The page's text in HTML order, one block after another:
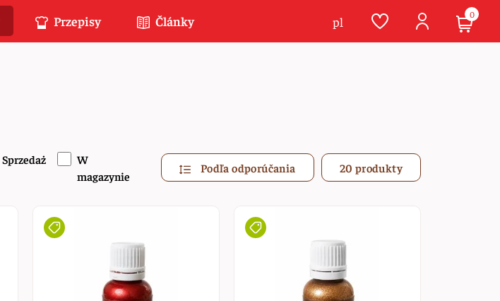
Sprzedaż
W
magazynie
Podľa odporúčania 20 produkty
Przepisy Články pl 0